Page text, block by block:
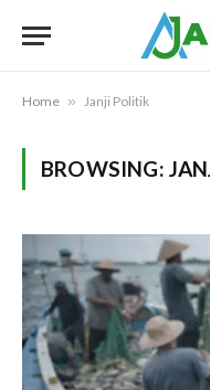
Home » Janji Politik
BROWSING: